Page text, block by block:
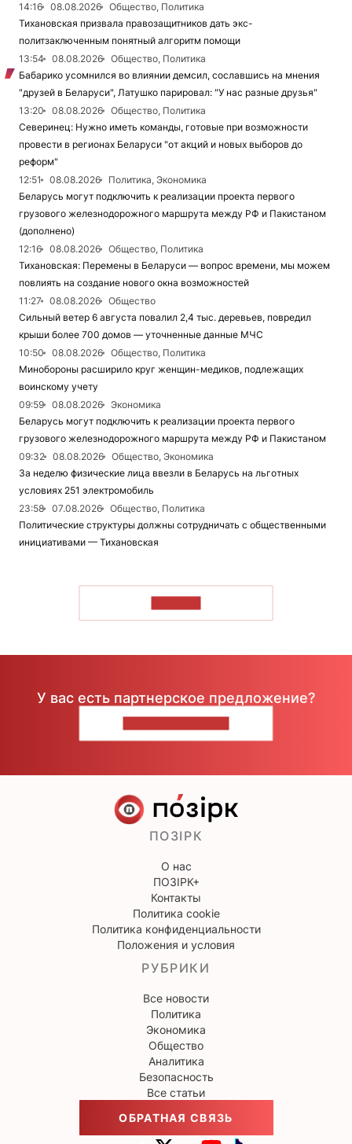
14:16
08.08.2026
Общество, Политика
Тихановская призвала правозащитников дать экс-
политзаключенным понятный алгоритм помощи
13:54
08.08.2026
Общество, Политика
Бабарико усомнился во влиянии демсил, сославшись на мнения
"друзей в Беларуси", Латушко парировал: "У нас разные друзья"
13:20
08.08.2026
Общество, Политика
Северинец: Нужно иметь команды, готовые при возможности
провести в регионах Беларуси "от акций и новых выборов до
реформ"
12:51
08.08.2026
Политика, Экономика
Беларусь могут подключить к реализации проекта первого
грузового железнодорожного маршрута между РФ и Пакистаном
(дополнено)
12:16
08.08.2026
Общество, Политика
Тихановская: Перемены в Беларуси — вопрос времени, мы можем
повлиять на создание нового окна возможностей
11:27
08.08.2026
Общество
Сильный ветер 6 августа повалил 2,4 тыс. деревьев, повредил
крыши более 700 домов — уточненные данные МЧС
10:50
08.08.2026
Общество, Политика
Минобороны расширило круг женщин-медиков, подлежащих
воинскому учету
09:59
08.08.2026
Экономика
Беларусь могут подключить к реализации проекта первого
грузового железнодорожного маршрута между РФ и Пакистаном
09:32
08.08.2026
Общество, Экономика
За неделю физические лица ввезли в Беларусь на льготных
условиях 251 электромобиль
23:58
07.08.2026
Общество, Политика
Политические структуры должны сотрудничать с общественными
инициативами — Тихановская
У вас есть партнерское предложение?
ПОЗІРК
О нас
ПОЗІРК+
Контакты
Политика cookie
Политика конфиденциальности
Положения и условия
РУБРИКИ
Все новости
Политика
Экономика
Общество
Аналитика
Безопасность
Все статьи
ОБРАТНАЯ СВЯЗЬ